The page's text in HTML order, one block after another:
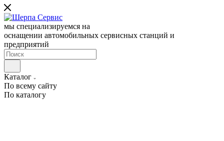
мы специализируемся на
оснащении автомобильных сервисных станций и
предприятий
Каталог
По всему сайту
По каталогу